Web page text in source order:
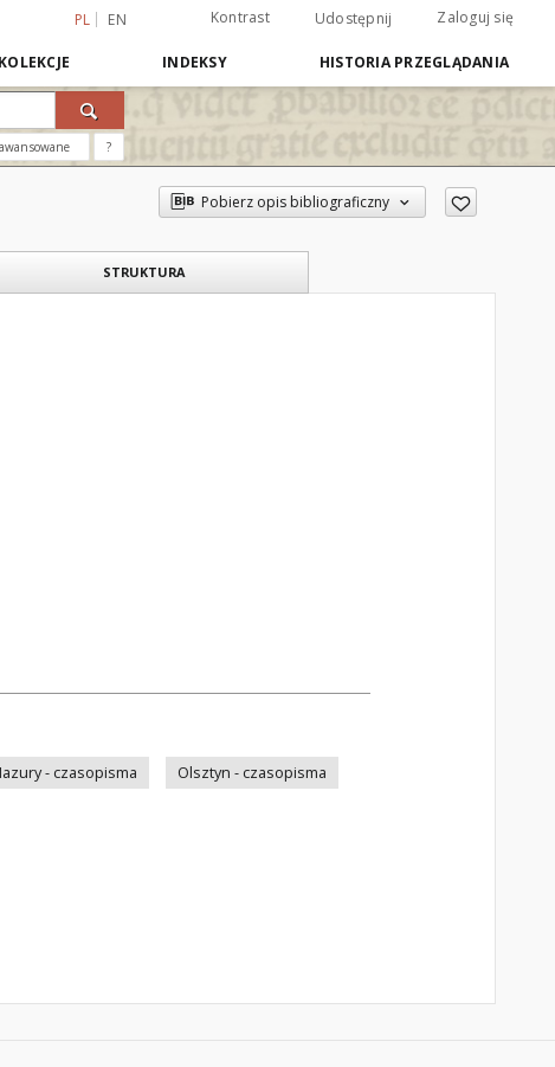
PL EN Kontrast Udostępnij Zaloguj się
KOLEKCJE INDEKSY HISTORIA PRZEGLĄDANIA
?
Pobierz opis bibliograficzny
STRUKTURA
- czasopisma
Olsztyn - czasopisma